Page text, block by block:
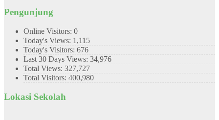
Pengunjung
Online Visitors: 0
Today's Views: 1,115
Today's Visitors: 676
Last 30 Days Views: 34,976
Total Views: 327,727
Total Visitors: 400,980
Lokasi Sekolah